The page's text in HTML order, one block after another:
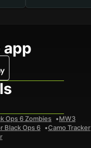
app
Ops 6 Zombies MW3
Black Ops 6 Camo Tracker